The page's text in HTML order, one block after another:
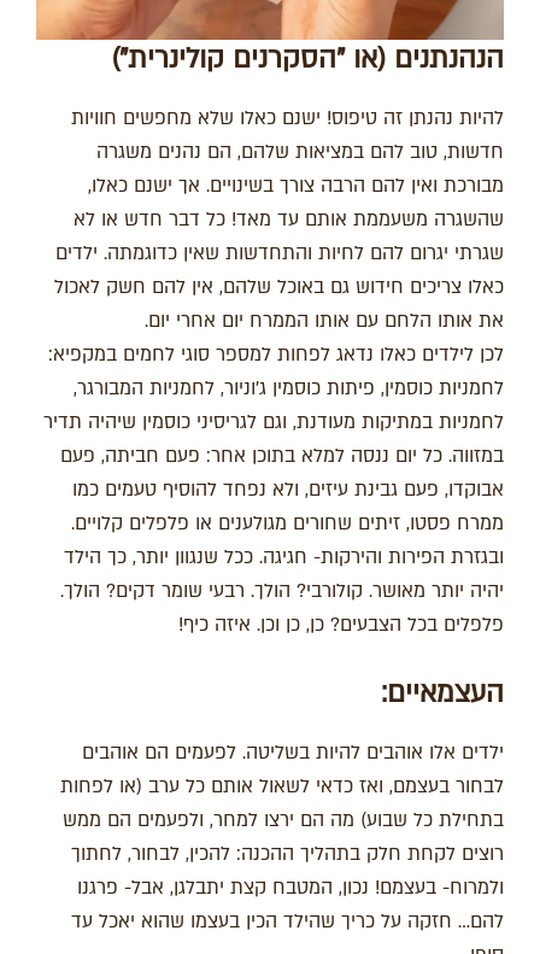
הנהנתנים (או "הסקרנים קולינרית")
להיות נהנתן זה טיפוס! ישנם כאלו שלא מחפשים חוויות
חדשות, טוב להם במציאות שלהם, הם נהנים משגרה
מבורכת ואין להם הרבה צורך בשינויים. אך ישנם כאלו,
שהשגרה משעממת אותם עד מאד! כל דבר חדש או לא
שגרתי יגרום להם לחיות והתחדשות שאין כדוגמתה. ילדים
כאלו צריכים חידוש גם באוכל שלהם, אין להם חשק לאכול
את אותו הלחם עם אותו הממרח יום אחרי יום.
לכן לילדים כאלו נדאג לפחות למספר סוגי לחמים במקפיא:
לחמניות כוסמין, פיתות כוסמין ג'וניור, לחמניות המבורגר,
לחמניות במתיקות מעודנת, וגם לגריסיני כוסמין שיהיה תדיר
במזווה. כל יום ננסה למלא בתוכן אחר: פעם חביתה, פעם
אבוקדו, פעם גבינת עיזים, ולא נפחד להוסיף טעמים כמו
ממרח פסטו, זיתים שחורים מגולענים או פלפלים קלויים.
ובגזרת הפירות והירקות- חגיגה. ככל שנגוון יותר, כך הילד
יהיה יותר מאושר. קולורבי? הולך. רבעי שומר דקים? הולך.
פלפלים בכל הצבעים? כן, כן וכן. איזה כיף!
העצמאיים:
ילדים אלו אוהבים להיות בשליטה. לפעמים הם אוהבים
לבחור בעצמם, ואז כדאי לשאול אותם כל ערב (או לפחות
בתחילת כל שבוע) מה הם ירצו למחר, ולפעמים הם ממש
רוצים לקחת חלק בתהליך ההכנה: להכין, לבחור, לחתוך
ולמרוח- בעצמם! נכון, המטבח קצת יתבלגן, אבל- פרגנו
להם… חזקה על כריך שהילד הכין בעצמו שהוא יאכל עד